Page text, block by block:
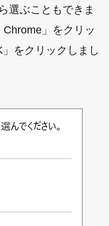
選ぶこともできま
」をクリッ
をクリックしまし